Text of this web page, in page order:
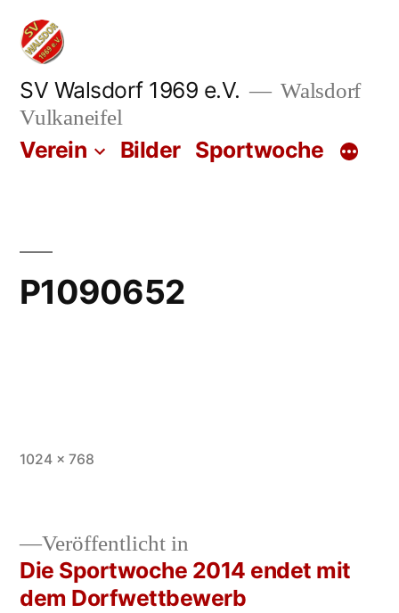
Zum
Inhalt
springen
SV Walsdorf 1969 e.V.
Walsdorf
Vulkaneifel
Verein Bilder Sportwoche
P1090652
Vollständige
1024 × 768
Beitrags-
Veröffentlicht in
Die Sportwoche 2014 endet mit
dem Dorfwettbewerb